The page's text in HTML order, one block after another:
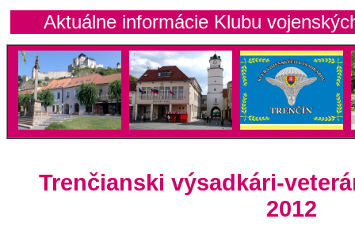
Aktuálne informácie Klubu
Trenčianski výsadkári-
2012